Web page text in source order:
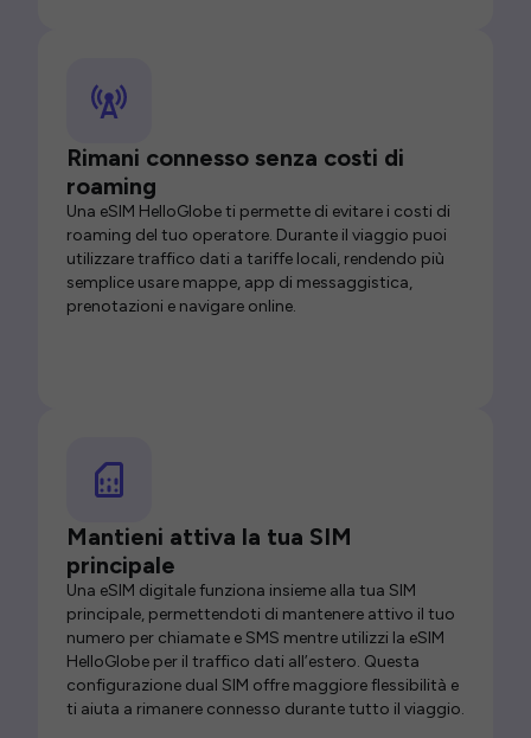
Rimani connesso senza costi di
roaming
Una eSIM HelloGlobe ti permette di evitare i costi di
roaming del tuo operatore. Durante il viaggio puoi
utilizzare traffico dati a tariffe locali, rendendo più
semplice usare mappe, app di messaggistica,
prenotazioni e navigare online.
Mantieni attiva la tua SIM
principale
Una eSIM digitale funziona insieme alla tua SIM
principale, permettendoti di mantenere attivo il tuo
numero per chiamate e SMS mentre utilizzi la eSIM
HelloGlobe per il traffico dati all’estero. Questa
configurazione dual SIM offre maggiore flessibilità e
ti aiuta a rimanere connesso durante tutto il viaggio.